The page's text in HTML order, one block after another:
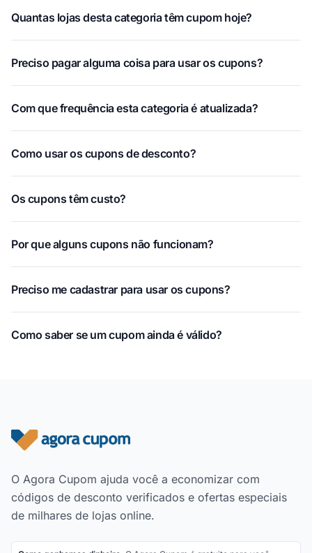
Quantas lojas desta categoria têm cupom hoje?
Preciso pagar alguma coisa para usar os cupons?
Com que frequência esta categoria é atualizada?
Como usar os cupons de desconto?
Os cupons têm custo?
Por que alguns cupons não funcionam?
Preciso me cadastrar para usar os cupons?
Como saber se um cupom ainda é válido?
Rodapé do site
O Agora Cupom ajuda você a economizar com
códigos de desconto verificados e ofertas especiais
de milhares de lojas online.